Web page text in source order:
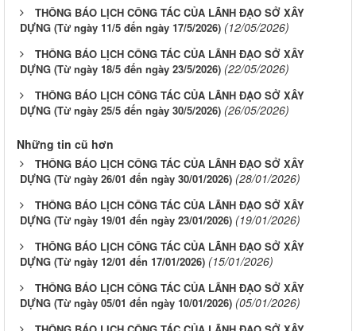
THÔNG BÁO LỊCH CÔNG TÁC CỦA LÃNH ĐẠO SỞ XÂY
DỰNG (Từ ngày 11/5 đến ngày 17/5/2026) (12/05/2026)
THÔNG BÁO LỊCH CÔNG TÁC CỦA LÃNH ĐẠO SỞ XÂY
DỰNG (Từ ngày 18/5 đến ngày 23/5/2026) (22/05/2026)
THÔNG BÁO LỊCH CÔNG TÁC CỦA LÃNH ĐẠO SỞ XÂY
DỰNG (Từ ngày 25/5 đến ngày 30/5/2026) (26/05/2026)
Những tin cũ hơn
THÔNG BÁO LỊCH CÔNG TÁC CỦA LÃNH ĐẠO SỞ XÂY
DỰNG (Từ ngày 26/01 đến ngày 30/01/2026) (28/01/2026)
THÔNG BÁO LỊCH CÔNG TÁC CỦA LÃNH ĐẠO SỞ XÂY
DỰNG (Từ ngày 19/01 đến ngày 23/01/2026) (19/01/2026)
THÔNG BÁO LỊCH CÔNG TÁC CỦA LÃNH ĐẠO SỞ XÂY
DỰNG (Từ ngày 12/01 đến 17/01/2026) (15/01/2026)
THÔNG BÁO LỊCH CÔNG TÁC CỦA LÃNH ĐẠO SỞ XÂY
DỰNG (Từ ngày 05/01 đến ngày 10/01/2026) (05/01/2026)